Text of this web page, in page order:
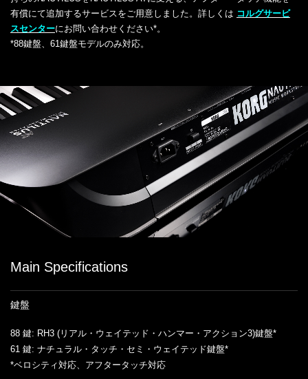
有償にて追加するサービスをご用意しました。詳しくは コルグサービ
スセンターにお問い合わせください*。
*88鍵盤、61鍵盤モデルのみ対応。
Main Specifications
鍵盤
88 鍵: RH3 (リアル・ウェイテッド・ハンマー・アクション3)鍵盤*
61 鍵: ナチュラル・タッチ・セミ・ウェイテッド鍵盤*
*ベロシティ対応、アフタータッチ対応